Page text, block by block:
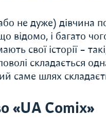
не дуже) дівчина
відомо, і багато
свої історії –
складається
саме шлях
«UA Comix»